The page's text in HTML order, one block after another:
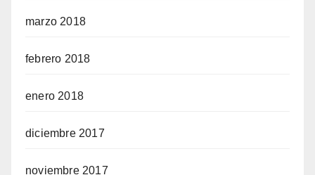
marzo 2018
febrero 2018
enero 2018
diciembre 2017
noviembre 2017